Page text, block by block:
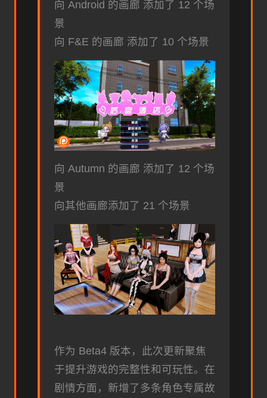
向 Android 的画廊 添加了 12 个场
景
向 F&E 的画廊 添加了 10 个场景
向 Autumn 的画廊 添加了 12 个场
景
向其他画廊添加了 21 个场景
作为 Beta4 版本，此次更新聚焦
于提升游戏的完整性和可玩性。在
剧情方面，新增了多条角色专属故